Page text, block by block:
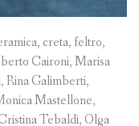
creta, feltro,
Caironi, Marisa
Rina Galimberti,
Mastellone,
Tebaldi, Olga